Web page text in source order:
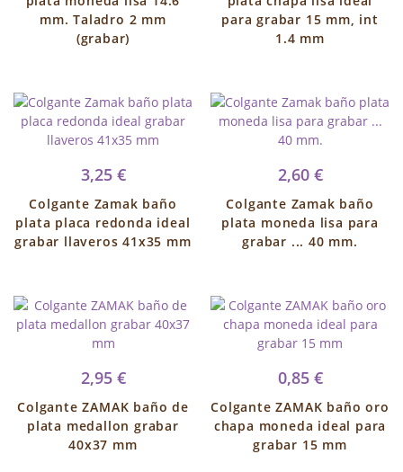
mm. Taladro 2 mm
(grabar)
para grabar 15 mm, int
1.4 mm
3,25 €
Colgante Zamak baño
plata placa redonda ideal
grabar llaveros 41x35 mm
2,60 €
Colgante Zamak baño
plata moneda lisa para
grabar ... 40 mm.
2,95 €
Colgante ZAMAK baño de
plata medallon grabar
40x37 mm
0,85 €
Colgante ZAMAK baño oro
chapa moneda ideal para
grabar 15 mm